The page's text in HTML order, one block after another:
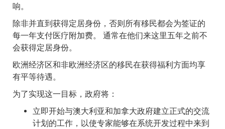
响。
除非并直到获得定居身份，否则所有移民都会为签证的
每一年支付医疗附加费。 通常在他们来这里五年之前不
会获得定居身份。
欧洲经济区和非欧洲经济区的移民在获得福利方面均享
有平等待遇。
为了实现这一目标，政府将：
立即开始与澳大利亚和加拿大政府建立正式的交流
计划的工作，以使专家能够在系统开发过程中来到